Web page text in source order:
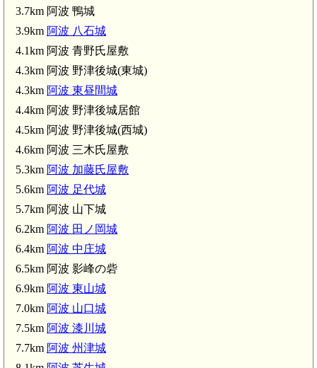
3.7km 阿波 鴨城
3.9km 阿波 八石城
4.1km 阿波 青野氏屋敷
4.3km 阿波 野津後城(東城)
4.3km 阿波 東昼間城
4.4km 阿波 野津後城居館
4.5km 阿波 野津後城(西城)
4.6km 阿波 三木氏屋敷
5.3km 阿波 加藤氏屋敷
5.6km 阿波 足代城
5.7km 阿波 山下城
6.2km 阿波 田ノ岡城
6.4km 阿波 中庄城
6.5km 阿波 影峰の砦
6.9km 阿波 東山城
7.0km 阿波 山口城
7.5km 阿波 漆川城
7.7km 阿波 州津城